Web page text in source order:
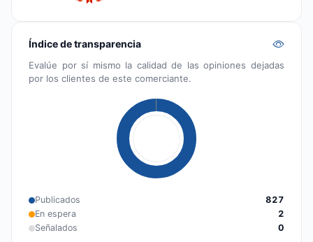
Índice de transparencia
Evalúe por sí mismo la calidad de las opiniones dejadas
por los clientes de este comerciante.
Publicados
827
En espera
2
Señalados
0